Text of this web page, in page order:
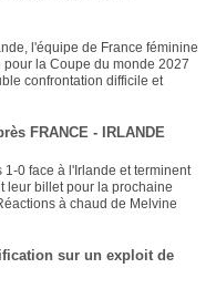
l'équipe de France féminine
la Coupe du monde 2027
confrontation difficile et
FRANCE - IRLANDE
0 face à l'Irlande et terminent
leur billet pour la prochaine
à chaud de Melvine
sur un exploit de